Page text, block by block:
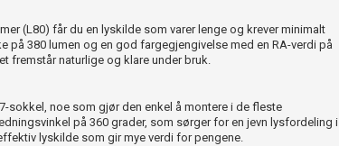
(L80) får du en lyskilde som varer lenge og krever minimalt
på 380 lumen og en god fargegjengivelse med en RA-verdi på
fremstår naturlige og klare under bruk.
sokkel, noe som gjør den enkel å montere i de fleste
på 360 grader, som sørger for en jevn lysfordeling i
lyskilde som gir mye verdi for pengene.